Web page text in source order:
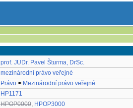
prof. JUDr. Pavel Šturma, DrSc.
mezinárodní právo veřejné
Právo > Mezinárodní právo veřejné
HP1171
HPOP0000, HPOP3000